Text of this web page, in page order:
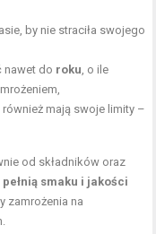
by nie straciła swojego
nawet do roku , o ile
mają swoje limity –
od składników oraz
pełnią smaku i jakości
zamrożenia na